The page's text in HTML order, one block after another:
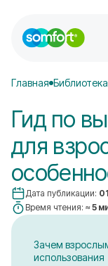
Главная Библиотека
Гид по
для
Дата публикации:
Время чтения: ≈ 5
Зачем
использования